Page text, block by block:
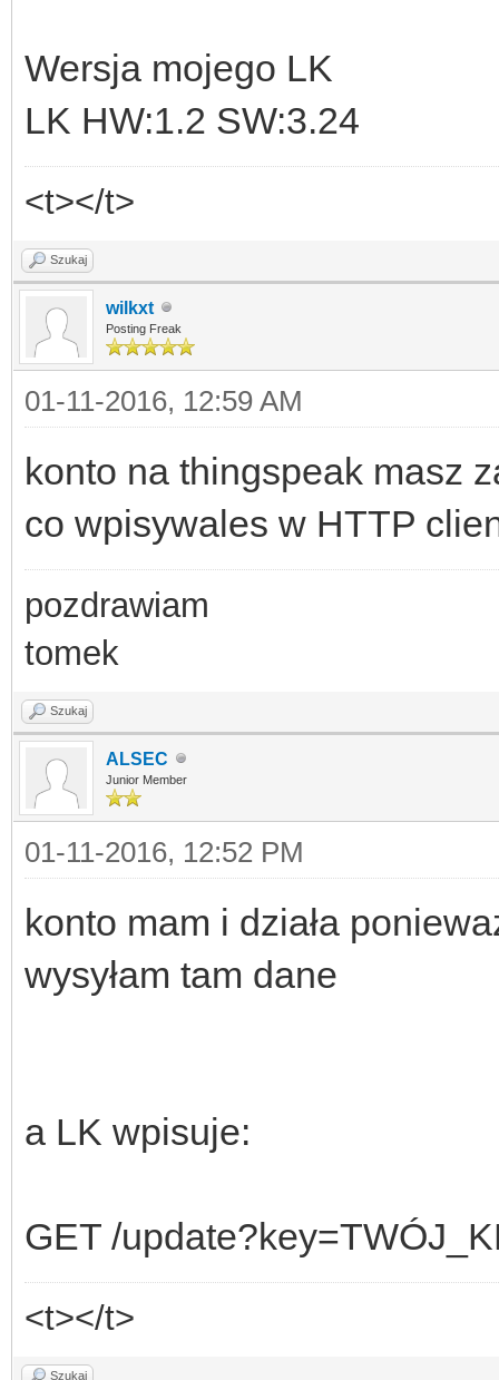
Wersja mojego LK
LK HW:1.2 SW:3.24
<t></t>
Szukaj
wilkxt
Posting Freak
01-11-2016, 12:59 AM
konto na thingspeak masz
co wpisywales w HTTP
pozdrawiam
tomek
Szukaj
ALSEC
Junior Member
01-11-2016, 12:52 PM
konto mam i działa
wysyłam tam dane
a LK wpisuje:
GET /
<t></t>
Szukaj